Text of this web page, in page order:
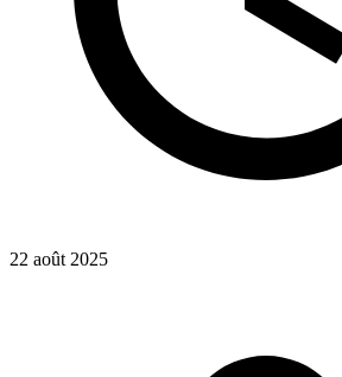
22 août 2025